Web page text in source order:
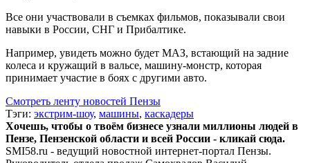
Все они участвовали в съемках фильмов, показывали свои
навыки в России, СНГ и Прибалтике.
Например, увидеть можно будет МАЗ, встающий на задние
колеса и кружащий в вальсе, машину-монстр, которая
принимает участие в боях с другими авто.
Смотреть ленту новостей Пензы
Тэги: экстрим-шоу, машины, каскадеры
Хочешь, чтобы о твоём бизнесе узнали миллионы людей в
Пензе, Пензенской области и всей России - кликай сюда.
SMI58.ru - ведущий новостной интернет-портал Пензы.